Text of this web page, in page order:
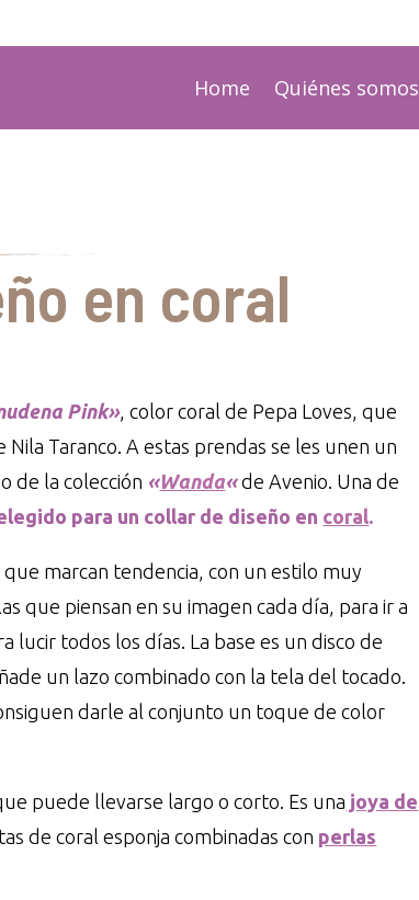
Home Quiénes somos
en coral
Pink», color coral de Pepa Loves, que
Nila Taranco. A estas prendas se les unen un
de la colección «Wanda«de Avenio. Una de
para un collar de diseño en coral.
marcan tendencia, con un estilo muy
que piensan en su imagen cada día, para ir a
lucir todos los días. La base es un disco de
un lazo combinado con la tela del tocado.
darle al conjunto un toque de color
puede llevarse largo o corto. Es una joya de
de coral esponja combinadas con perlas